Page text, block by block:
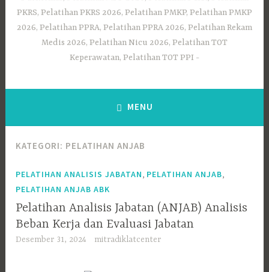
PKRS, Pelatihan PKRS 2026, Pelatihan PMKP, Pelatihan PMKP
2026, Pelatihan PPRA, Pelatihan PPRA 2026, Pelatihan Rekam
Medis 2026, Pelatihan Nicu 2026, Pelatihan TOT
Keperawatan, Pelatihan TOT PPI
MENU
KATEGORI: PELATIHAN ANJAB
PELATIHAN ANALISIS JABATAN PELATIHAN ANJAB
PELATIHAN ANJAB ABK
Pelatihan Analisis Jabatan (ANJAB) Analisis
Beban Kerja dan Evaluasi Jabatan
Desember 31, 2024 mitradiklatcenter